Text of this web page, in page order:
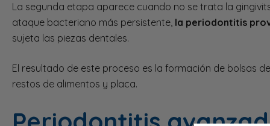
La segunda etapa aparece cuando no se trata la
ataque bacteriano más persistente, la periodontitis
sujeta las piezas dentales.
El resultado de este proceso es la formación de bolsas
restos de alimentos y placa.